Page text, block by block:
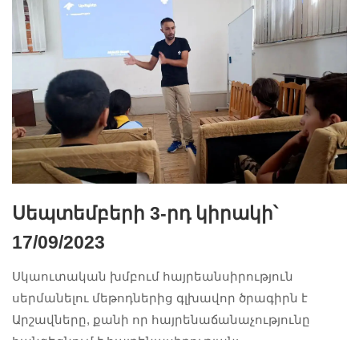
Սեպտեմբերի 3-րդ կիրակի՝
17/09/2023
Սկաուտական խմբում հայրեանսիրություն
սերմանելու մեթոդներից գլխավոր ծրագիրն է
Արշավները, քանի որ հայրենաճանաչությունը